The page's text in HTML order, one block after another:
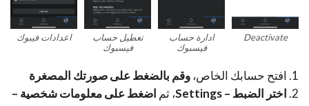
Deactivate
ادارة حساب
فيسبوك
تعطيل حساب
فيسبوك
اعدادات فيبوك
1. افتح حسابك الخاص،
وقم بالضغط على صورتك المصغرة
2. اختر الضبط – Settings ، ثم اضغط على معلومات شخصية –